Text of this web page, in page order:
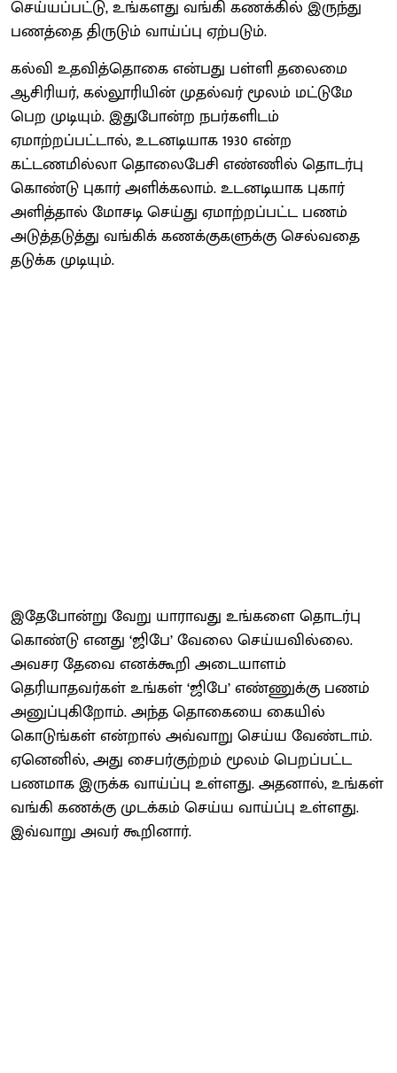
செய்யப்பட்டு, உங்களது வங்கி கணக்கில் இருந்து
பணத்தை திருடும் வாய்ப்பு ஏற்படும்.
கல்வி உதவித்தொகை என்பது பள்ளி தலைமை
ஆசிரியர், கல்லூரியின் முதல்வர் மூலம் மட்டுமே
பெற முடியும். இதுபோன்ற நபர்களிடம்
ஏமாற்றப்பட்டால், உடனடியாக 1930 என்ற
கட்டணமில்லா தொலைபேசி எண்ணில் தொடர்பு
கொண்டு புகார் அளிக்கலாம். உடனடியாக புகார்
அளித்தால் மோசடி செய்து ஏமாற்றப்பட்ட பணம்
அடுத்தடுத்து வங்கிக் கணக்குகளுக்கு செல்வதை
தடுக்க முடியும்.
இதேபோன்று வேறு யாராவது உங்களை தொடர்பு
கொண்டு எனது ‘ஜிபே’ வேலை செய்யவில்லை.
அவசர தேவை எனக்கூறி அடையாளம்
தெரியாதவர்கள் உங்கள் ‘ஜிபே’ எண்ணுக்கு பணம்
அனுப்புகிறோம். அந்த தொகையை கையில்
கொடுங்கள் என்றால் அவ்வாறு செய்ய வேண்டாம்.
ஏனெனில், அது சைபர்குற்றம் மூலம் பெறப்பட்ட
பணமாக இருக்க வாய்ப்பு உள்ளது. அதனால், உங்கள்
வங்கி கணக்கு முடக்கம் செய்ய வாய்ப்பு உள்ளது.
இவ்வாறு அவர் கூறினார்.